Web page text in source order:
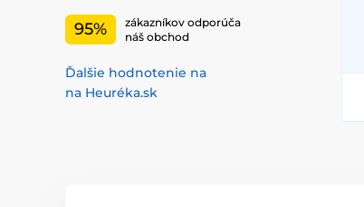
95%
zákazníkov odporúča
náš obchod
Ďalšie hodnotenie na
na Heuréka.sk